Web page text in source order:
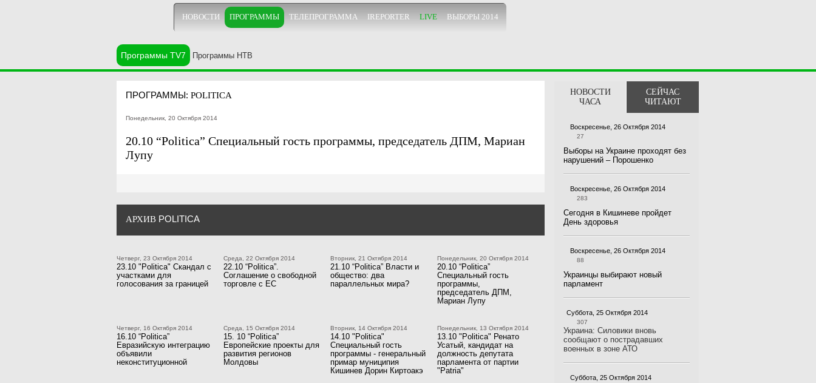
НОВОСТИ ПРОГРАММЫ ТЕЛЕПРОГРАММА IREPORTER LIVE ВЫБОРЫ 2014
Программы TV7 Программы НТВ
ПРОГРАММЫ: POLITICA
Понедельник, 20 Октября 2014
20.10 “Politica” Специальный гость программы, председатель ДПМ, Мариан
Лупу
АРХИВ POLITICA
Четверг, 23 Октября 2014
23.10 "Politica" Скандал с
участками для
голосования за границей
Среда, 22 Октября 2014
22.10 “Politica”.
Соглашение о свободной
торговле с ЕС
Вторник, 21 Октября 2014
21.10 “Politica” Власти и
общество: два
параллельных мира?
Понедельник, 20 Октября 2014
20.10 “Politica”
Специальный гость
программы,
председатель ДПМ,
Мариан Лупу
Четверг, 16 Октября 2014
16.10 “Politica”
Евразийскую интеграцию
объявили
неконституционной
Среда, 15 Октября 2014
15. 10 “Politica”
Европейские проекты для
развития регионов
Молдовы
Вторник, 14 Октября 2014
14.10 "Politica"
Специальный гость
программы - генеральный
примар муниципия
Кишинев Дорин Киртоакэ
Понедельник, 13 Октября 2014
13.10 "Politica" Ренато
Усатый, кандидат на
должность депутата
парламента от партии
"Patria"
НОВОСТИ
ЧАСА
СЕЙЧАС
ЧИТАЮТ
Воскресенье, 26 Октября 2014
27
Выборы на Украине проходят без
нарушений – Порошенко
Воскресенье, 26 Октября 2014
283
Сегодня в Кишиневе пройдет
День здоровья
Воскресенье, 26 Октября 2014
88
Украинцы выбирают новый
парламент
Суббота, 25 Октября 2014
307
Украина: Силовики вновь
сообщают о пострадавших
военных в зоне АТО
Суббота, 25 Октября 2014